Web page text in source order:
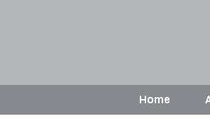
Home